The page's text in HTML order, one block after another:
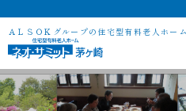
ＡＬＳＯＫグループの住宅型有料老人ホーム